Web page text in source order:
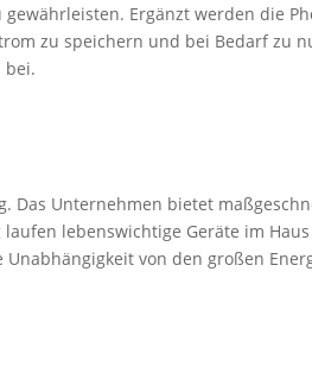
gewährleisten. Ergänzt werden die
zu speichern und bei Bedarf zu
bei.
Unternehmen bietet
lebenswichtige Geräte im
von den großen